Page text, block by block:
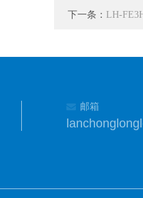
下一条： LH-
邮箱